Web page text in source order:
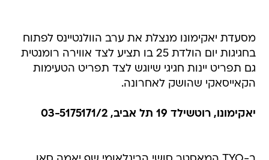
מסעדת יאקימונו מנצלת את ערב הוולנטיינס לפתוח
בחגיגות יום הולדת 25 בו תציע לצד אווירה רומנטית
גם תפריט יינות חגיגי שיוגש לצד תפריט הטעימות
הקאייסאקי שהושק לאחרונה.
יאקימונו, רוטשילד 19 תל אביב, 03-5175171/2